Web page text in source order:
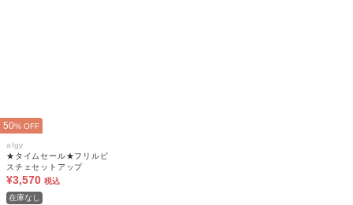
50% OFF
algy
★タイムセール★フリルビ
スチェセットアップ
¥3,570 税込
在庫なし